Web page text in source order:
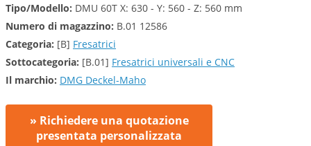
Tipo/Modello: DMU 60T X: 630 - Y: 560 - Z: 560 mm
Numero di magazzino: B.01 12586
Categoria: [B] Fresatrici
Sottocategoria: [B.01] Fresatrici universali e CNC
Il marchio: DMG Deckel-Maho
» Richiedere una quotazione
presentata personalizzata